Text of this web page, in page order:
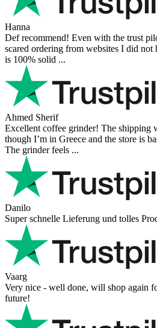
Hanna
Def recommend! Even with the trust
scared ordering from websites I did not
is 100% solid ...
Ahmed Sherif
Excellent coffee grinder! The shipping
though I’m in Greece and the store is
The grinder feels ...
Danilo
Super schnelle Lieferung und tolles
Vaarg
Very nice - well done, will shop again
future!